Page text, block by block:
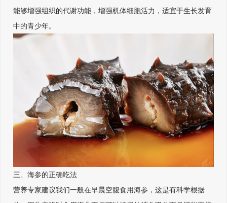
能够增强组织的代谢功能，增强机体细胞活力，适宜于生长发育
中的青少年。
三、海参的正确吃法
营养专家建议我们一般在早晨空腹食用海参，这是有科学根据